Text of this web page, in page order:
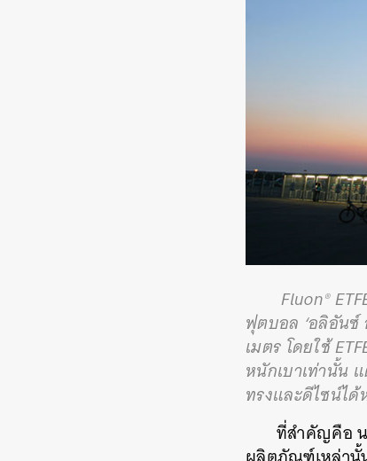
Fluon®
ฟุตบอล ‘อลิอันซ์
เมตร โดยใช้
หนักเบาเท่านั้น
ทรงและดีไซน์ไ
ที่สำคัญคือ น